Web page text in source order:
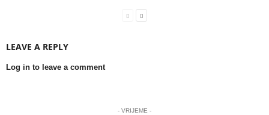
LEAVE A REPLY
Log in to leave a comment
- VRIJEME -